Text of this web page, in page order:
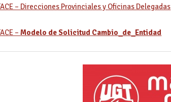
– Direcciones Provinciales y Oficinas Delegadas
–Modelo de Solicitud Cambio_de_Entidad